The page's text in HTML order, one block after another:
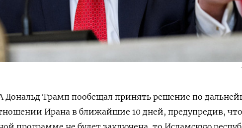
Дональд Трамп пообещал принять решение по
Ирана в ближайшие 10 дней, предупредив,